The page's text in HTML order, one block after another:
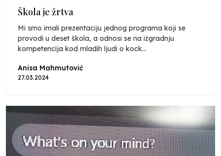
Škola je žrtva
Mi smo imali prezentaciju jednog programa koji se
provodi u deset škola, a odnosi se na izgradnju
kompetencija kod mladih ljudi o kock...
Anisa Mahmutović
27.03.2024